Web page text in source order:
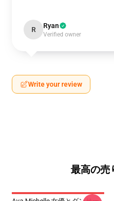
R Ryan
Verified owner
Write your review
最高の売